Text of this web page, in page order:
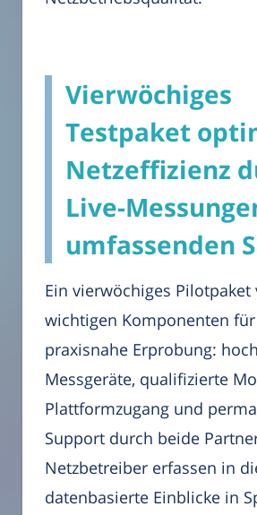
Vierwöchiges
Testpaket
Netzeffizienz
Live-
umfassenden
Ein vierwöchiges
wichtigen Komponenten
praxisnahe Erprobung:
Messgeräte, qualifizierte
Plattformzugang und
Support durch beide
Netzbetreiber erfassen in
datenbasierte Einblicke in